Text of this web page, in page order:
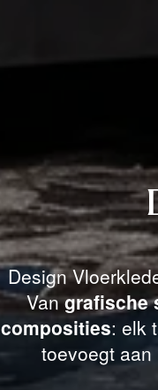
Design
Vangrafische
composities: elk
toevoegt